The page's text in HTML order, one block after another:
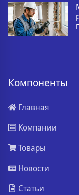
Компоненты
Главная
Компании
Товары
Новости
Статьи